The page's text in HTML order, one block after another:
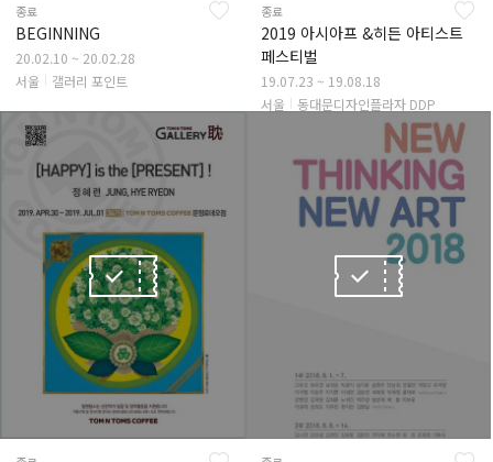
종료
BEGINNING
20.02.10 ~ 20.02.28
서울
갤러리 포인트
종료
2019 아시아프 &히든 아티스트
페스티벌
19.07.23 ~ 19.08.18
서울
동대문디자인플라자 DDP